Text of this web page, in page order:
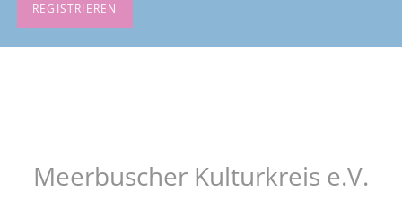
REGISTRIEREN
Meerbuscher Kulturkreis e.V.